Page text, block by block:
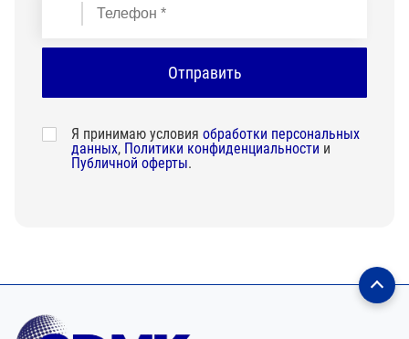
Я принимаю условия обработки персональных
данных, Политики конфиденциальности и
Публичной оферты.